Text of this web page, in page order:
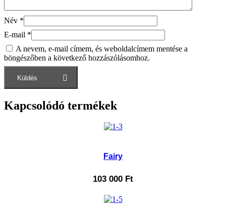
Név *
E-mail *
A nevem, e-mail címem, és weboldalcímem mentése a
böngészőben a következő hozzászólásomhoz.
Kapcsolódó termékek
Fairy
103 000 Ft